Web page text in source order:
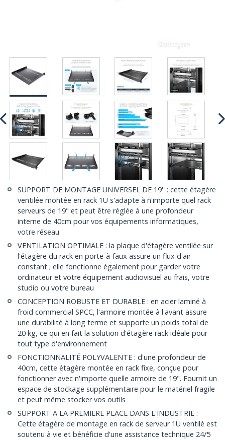
SUPPORT DE MONTAGE UNIVERSEL DE 19'' : cette étagère
ventilée montée en rack 1U s'adapte à n'importe quel rack
serveurs de 19" et peut être réglée à une profondeur
interne de 40cm pour vos équipements informatiques,
votre réseau
VENTILATION OPTIMALE : la plaque d'étagère ventilée sur
l'étagère du rack en porte-à-faux assure un flux d'air
constant ; elle fonctionne également pour garder votre
ordinateur et votre équipement audiovisuel au frais, votre
studio ou votre bureau
CONCEPTION ROBUSTE ET DURABLE : en acier laminé à
froid commercial SPCC, l'armoire montée à l'avant assure
une durabilité à long terme et supporte un poids total de
20 kg, ce qui en fait la solution d'étagère rack idéale pour
tout type d'environnement
FONCTIONNALITÉ POLYVALENTE : d'une profondeur de
40cm, cette étagère montée en rack fixe, conçue pour
fonctionner avec n'importe quelle armoire de 19". Fournit un
espace de stockage supplémentaire pour le matériel fragile
et peut même stocker vos outils
SUPPORT A LA PREMIERE PLACE DANS L'INDUSTRIE :
Cette étagère de montage en rack de serveur 1U ventilé est
soutenu à vie et bénéficie d'une assistance technique 24/5